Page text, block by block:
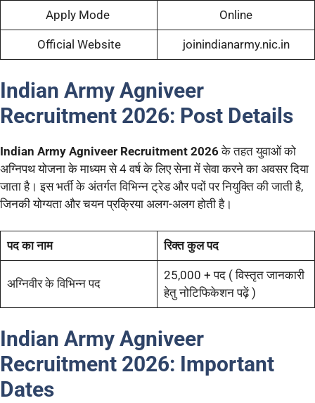
Apply Mode Online
Official Website joinindianarmy.nic.in
Indian Army Agniveer
Recruitment 2026: Post Details
Indian Army Agniveer Recruitment 2026के तहत युवाओं को
अग्निपथ योजना के माध्यम से 4 वर्ष के लिए सेना में सेवा करने का अवसर दिया
जाता है। इस भर्ती के अंतर्गत विभिन्न ट्रेड और पदों पर नियुक्ति की जाती है,
जिनकी योग्यता और चयन प्रक्रिया अलग-अलग होती है।
पद का नाम रिक्त कुल पद
अग्निवीर के विभिन्न पद
25,000 + पद ( विस्तृत जानकारी
हेतु नोटिफिकेशन पढ़ें )
Indian Army Agniveer
Recruitment 2026: Important
Dates